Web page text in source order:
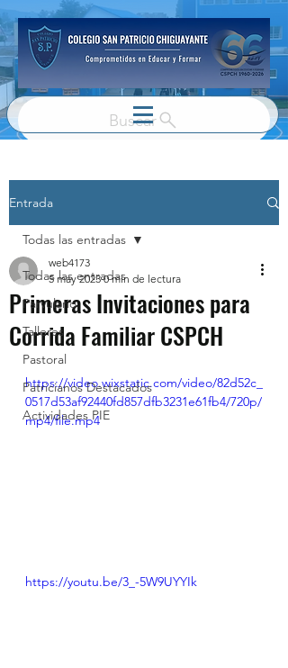
Buscar
Entrada
Todas las entradas
Parvulario
Talleres
Pastoral
Patricianos Destacados
Actividades PIE
Todas las entradas
Primeras Invitaciones para
Corrida Familiar CSPCH
web4173
5 may 2023 0 min de lectura
https://video.wixstatic.com/video/82d52c_
0517d53af92440fd857dfb3231e61fb4/720p/
mp4/file.mp4
https://youtu.be/3_-5W9UYYIk